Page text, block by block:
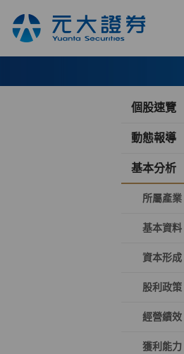
個股速覽
動態報導
基本分析
所屬產業
基本資料
資本形成
股利政策
經營績效
獲利能力